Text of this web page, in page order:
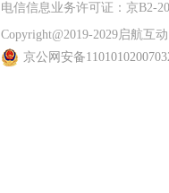
电信信息业务许可证：京B2-
Copyright@2019-2029启航互
京公网安备